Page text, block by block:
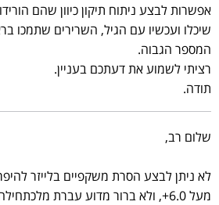
אפשרות לבצע ניתוח תיקון כיוון שהם
שיכלו ועכשיו עם הגיל, השרירים שתמכו
המספר הגבוה.
רציתי לשמוע את דעתכם בעניין.
תודה.
שלום רב,
לא ניתן לבצע הסרת משקפיים בלייזר